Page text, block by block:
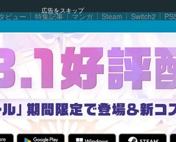
広告をスキップ
ビュー 特集記事 マンガ Steam Switch2